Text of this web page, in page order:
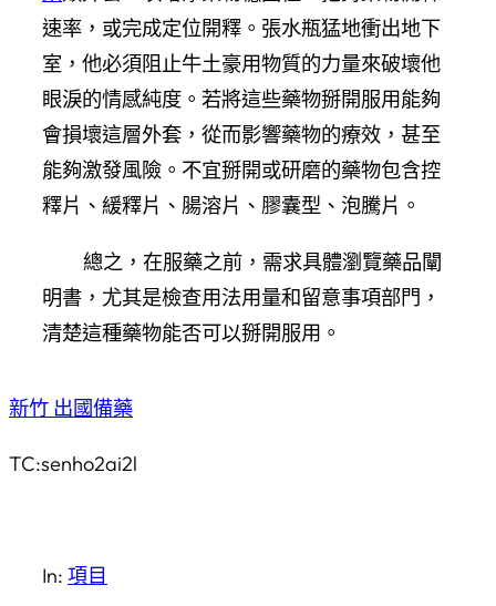
速率，或完成定位開釋。張水瓶猛地衝出地下
室，他必須阻止牛土豪用物質的力量來破壞他
眼淚的情感純度。若將這些藥物掰開服用能夠
會損壞這層外套，從而影響藥物的療效，甚至
能夠激發風險。不宜掰開或研磨的藥物包含控
釋片、緩釋片、腸溶片、膠囊型、泡騰片。
總之，在服藥之前，需求具體瀏覽藥品闡
明書，尤其是檢查用法用量和留意事項部門，
清楚這種藥物能否可以掰開服用。
新竹 出國備藥
TC:senho2ai2l
In: 項目